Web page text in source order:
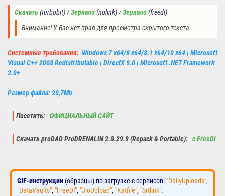
Скачать (turbobit)/Зеркало(nolink) /Зеркало (freedl)
Внимание! У Вас нет прав для просмотра скрытого текста.
Системные требования: Windows 7 x64/8 x64/8.1 x64/10 x64 | Microsoft
Visual C++ 2008 Redistributable | DirectX 9.0 | Microsoft .NET Framework
2.0+
Размер файла: 20,7Mb
Посетить: ОФИЦИАЛЬНЫЙ САЙТ
Скачать proDAD ProDRENALIN 2.0.29.9 (Repack & Portable): с FreeDl
GIF-инструкции (образцы) по загрузке с сервисов: "DailyUploads",
"DataVaults", "FreeDl", "JioUpload", "Katfile", "Srtlink".